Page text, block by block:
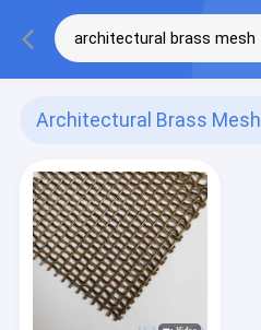
Architectural Brass Mesh